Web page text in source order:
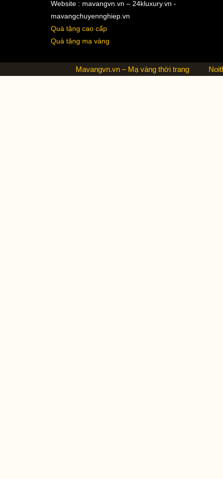
Website : mavangvn.vn – 24kluxury.vn -
mavangchuyennghiep.vn
Quà tặng cao cấp
Quà tặng mạ vàng
Mavangvn.vn – Mạ vàng thời trang